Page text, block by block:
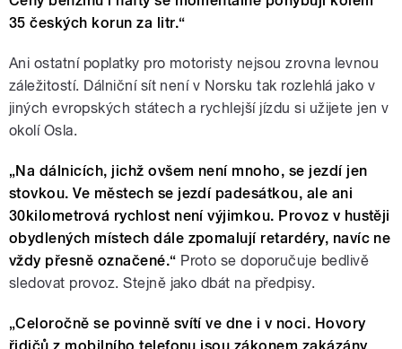
35 českých korun za litr.“
Ani ostatní poplatky pro motoristy nejsou zrovna levnou
záležitostí. Dálniční sít není v Norsku tak rozlehlá jako v
jiných evropských státech a rychlejší jízdu si užijete jen v
okolí Osla.
„Na dálnicích, jichž ovšem není mnoho, se jezdí jen
stovkou. Ve městech se jezdí padesátkou, ale ani
30kilometrová rychlost není výjimkou. Provoz v hustěji
obydlených místech dále zpomalují retardéry, navíc ne
vždy přesně označené.“ Proto se doporučuje bedlivě
sledovat provoz. Stejně jako dbát na předpisy.
„Celoročně se povinně svítí ve dne i v noci. Hovory
řidičů z mobilního telefonu jsou zákonem zakázány